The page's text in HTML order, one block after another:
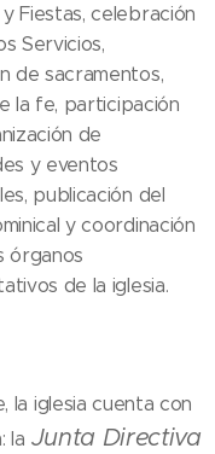
Fiestas, celebración
Servicios,
de sacramentos,
la fe, participación
de
y eventos
publicación del
y coordinación
órganos
de la iglesia.
la iglesia cuenta con
la Junta Directiva